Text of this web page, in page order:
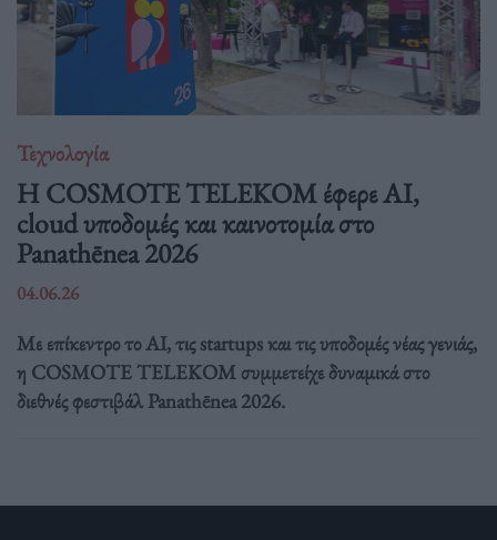
Τεχνολογία
Η COSMOTE TELEKOM έφερε AI,
cloud υποδομές και καινοτομία στο
Panathēnea 2026
04.06.26
Με επίκεντρο το AI, τις startups και τις υποδομές νέας γενιάς,
η COSMOTE TELEKOM συμμετείχε δυναμικά στο
διεθνές φεστιβάλ Panathēnea 2026.